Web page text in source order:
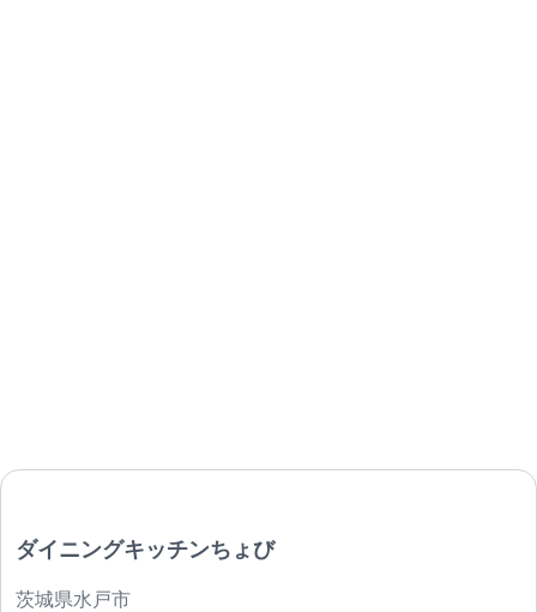
ダイニングキッチンちょび
茨城県水戸市